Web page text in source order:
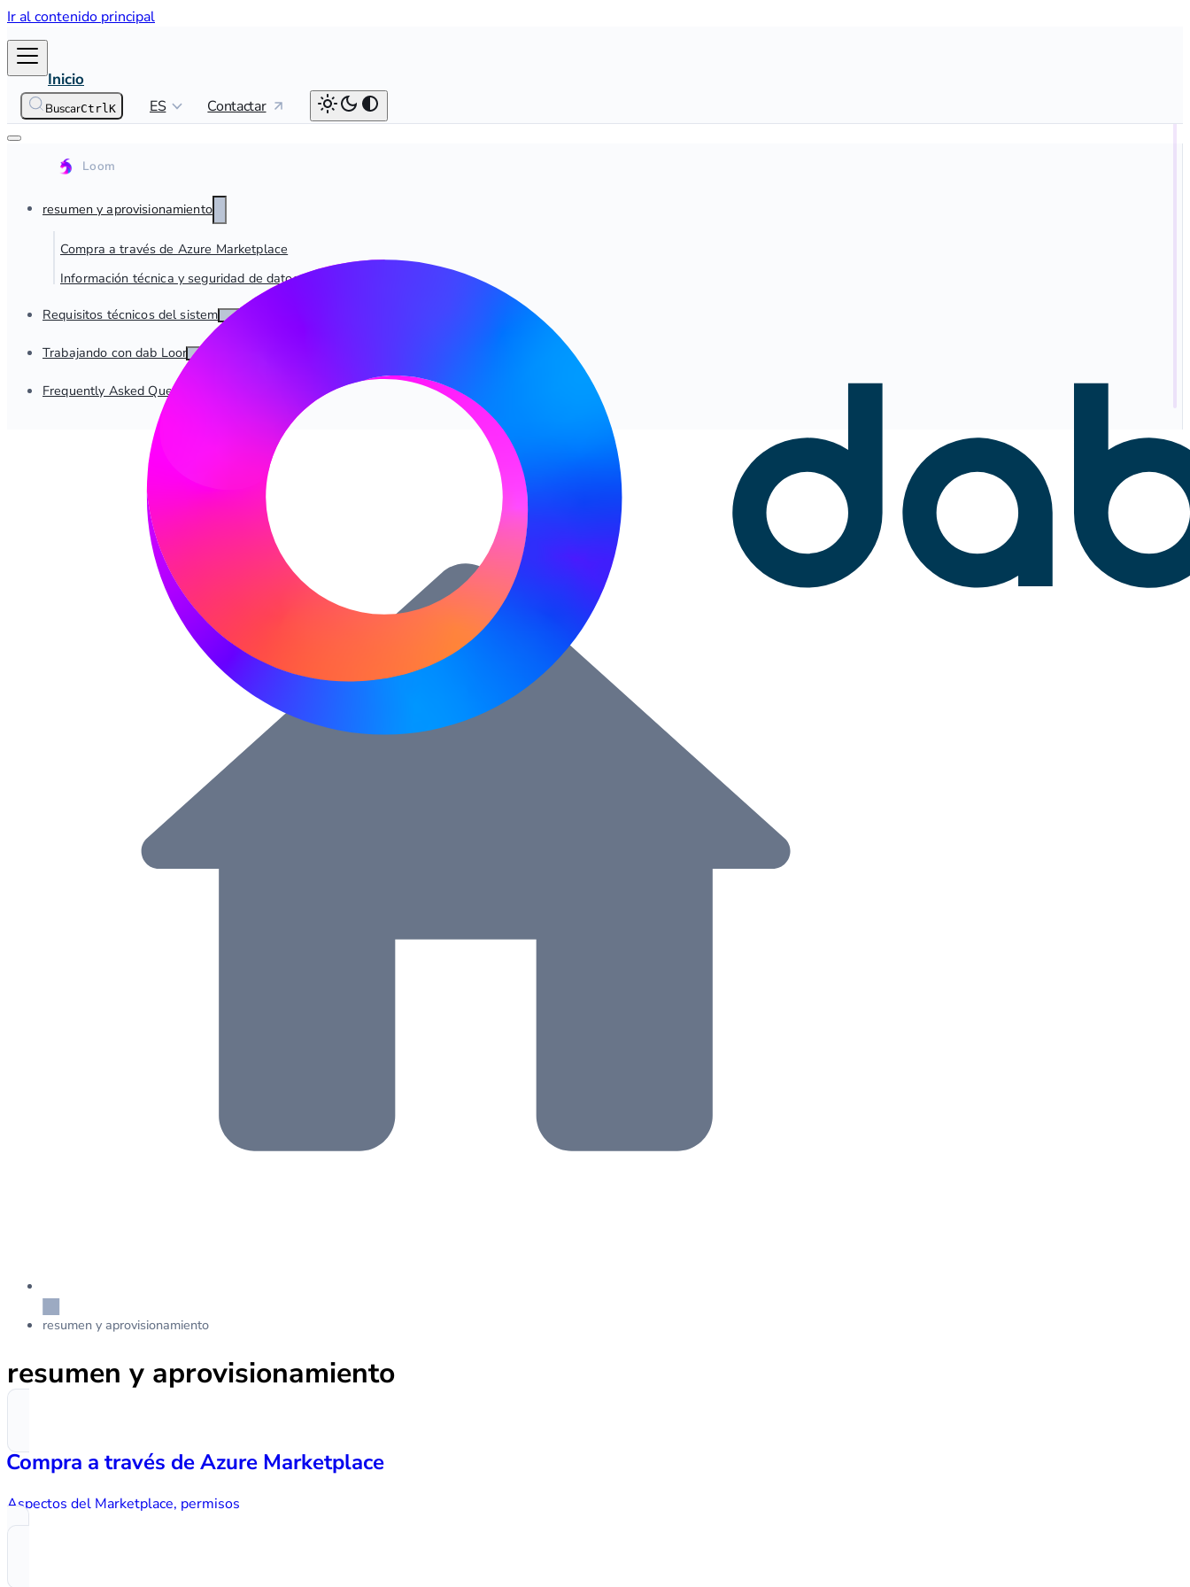
Ir al contenido principal
Inicio
ES Contactar
BuscarCtrlK
resumen y aprovisionamiento
Compra a través de Azure Marketplace
Información técnica y seguridad de datos
Requisitos técnicos del sistema
Trabajando con dab Loom
Frequently Asked Questions
resumen y aprovisionamiento
resumen y aprovisionamiento
Compra a través de Azure Marketplace
Aspectos del Marketplace, permisos